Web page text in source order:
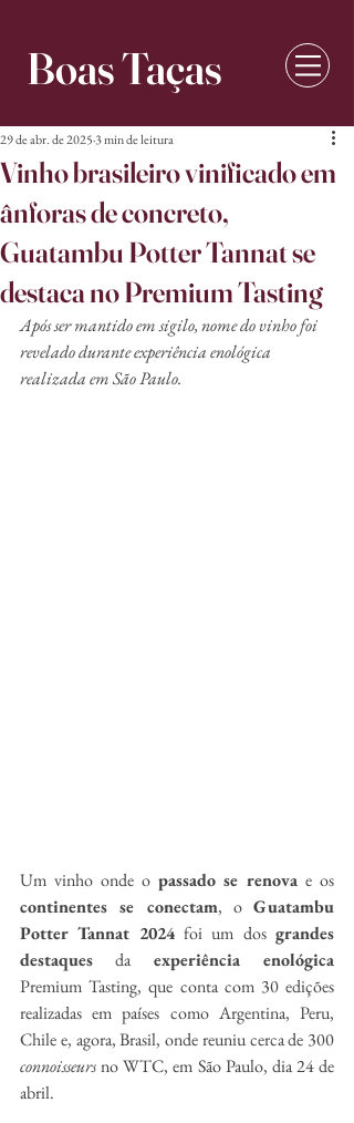
Boas Taças
Vinho brasileiro vinificado em
ânforas de concreto,
Guatambu Potter Tannat se
destaca no Premium Tasting
29 de abr. de 20253 min de leitura
Após ser mantido em sigilo, nome do vinho foi
revelado durante experiência enológica
realizada em São Paulo.
Um vinho onde o passado se renova
continentes se conectam, o Guatambu
Potter Tannat 2024 foi um dos grandes
destaques da experiência enológica
Premium Tasting, que conta com 30 edições
realizadas em países como Argentina, Peru,
connoisseurs no WTC, em São Paulo, dia 24 de
abril.